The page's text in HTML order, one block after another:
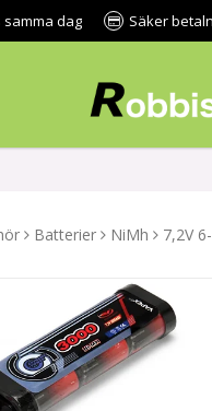
samma dag Säker
Batterier NiMh 7,2V